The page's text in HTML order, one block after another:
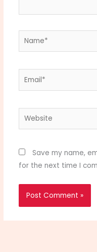
Name*
Email*
Website
Save my name,
for the next time I